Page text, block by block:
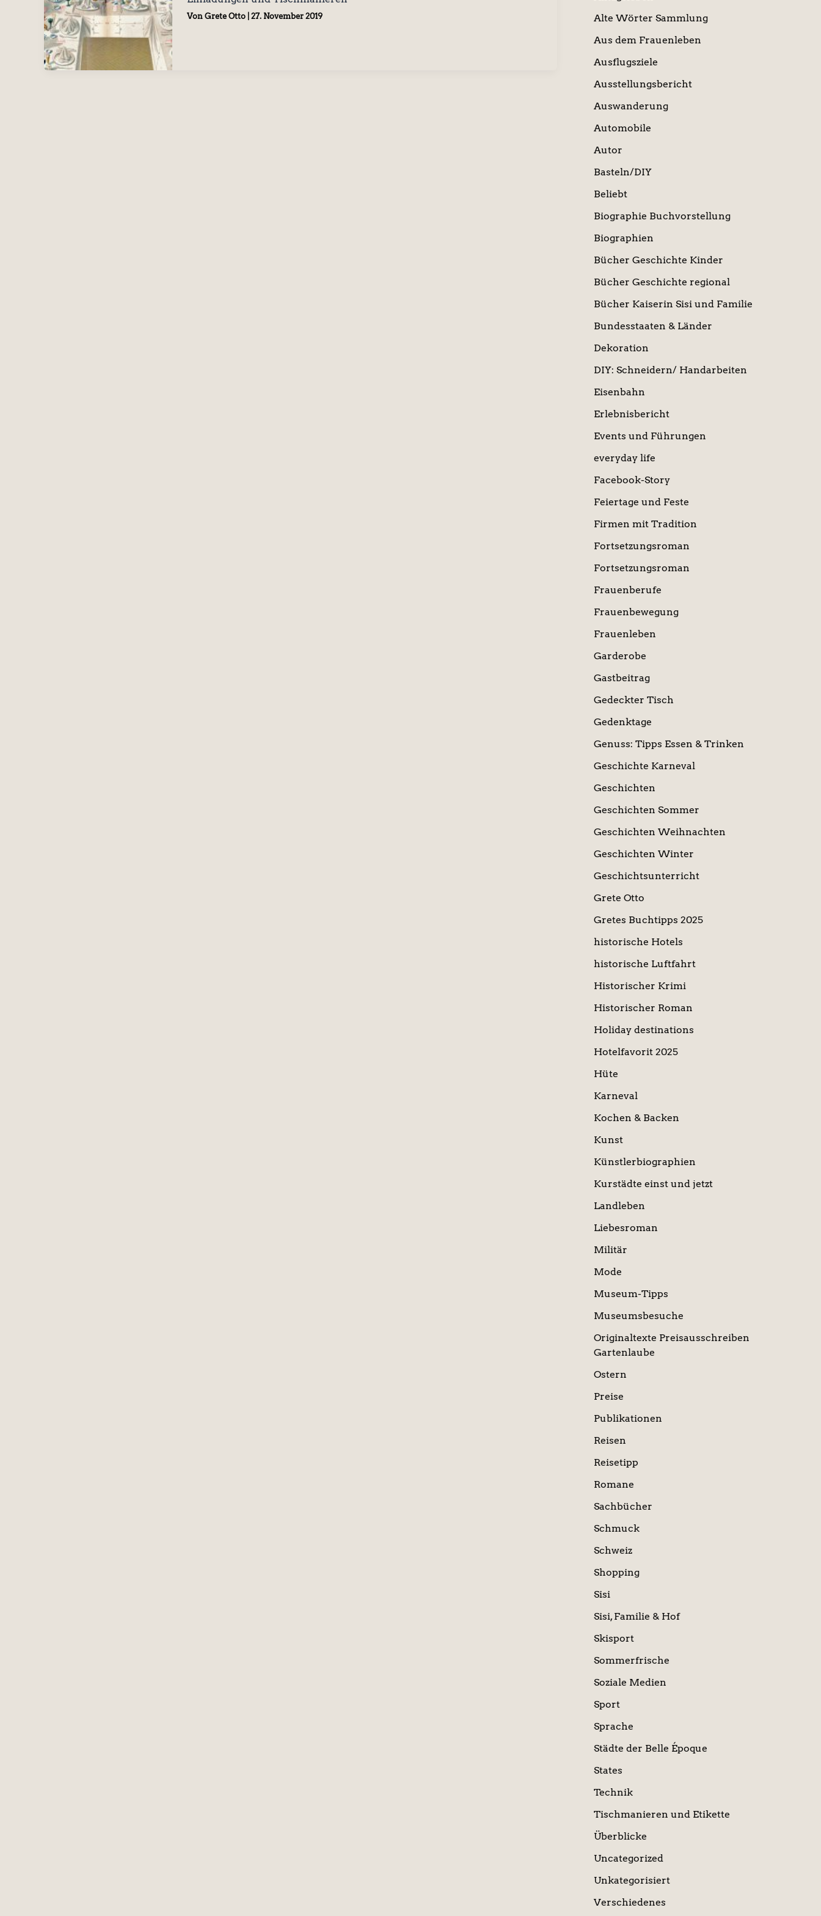
Von Grete Otto 27. November 2019
Alte Wörter Sammlung
Aus dem Frauenleben
Ausflugsziele
Ausstellungsbericht
Auswanderung
Automobile
Autor
Basteln/DIY
Beliebt
Biographie Buchvorstellung
Biographien
Bücher Geschichte Kinder
Bücher Geschichte regional
Bücher Kaiserin Sisi und Familie
Bundesstaaten & Länder
Dekoration
DIY: Schneidern/ Handarbeiten
Eisenbahn
Erlebnisbericht
Events und Führungen
everyday life
Facebook-Story
Feiertage und Feste
Firmen mit Tradition
Fortsetzungsroman
Fortsetzungsroman
Frauenberufe
Frauenbewegung
Frauenleben
Garderobe
Gastbeitrag
Gedeckter Tisch
Gedenktage
Genuss: Tipps Essen & Trinken
Geschichte Karneval
Geschichten
Geschichten Sommer
Geschichten Weihnachten
Geschichten Winter
Geschichtsunterricht
Grete Otto
Gretes Buchtipps 2025
historische Hotels
historische Luftfahrt
Historischer Krimi
Historischer Roman
Holiday destinations
Hotelfavorit 2025
Hüte
Karneval
Kochen & Backen
Kunst
Künstlerbiographien
Kurstädte einst und jetzt
Landleben
Liebesroman
Militär
Mode
Museum-Tipps
Museumsbesuche
Originaltexte Preisausschreiben
Gartenlaube
Ostern
Preise
Publikationen
Reisen
Reisetipp
Romane
Sachbücher
Schmuck
Schweiz
Shopping
Sisi
Sisi, Familie & Hof
Skisport
Sommerfrische
Soziale Medien
Sport
Sprache
Städte der Belle Époque
States
Technik
Tischmanieren und Etikette
Überblicke
Uncategorized
Unkategorisiert
Verschiedenes